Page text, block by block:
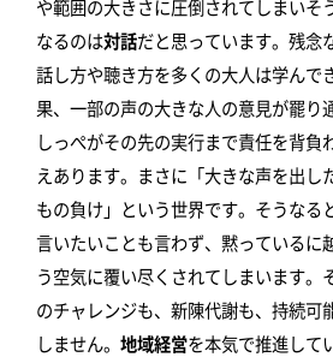
や範囲の大きさに圧倒されてしまいそ
なるのは対話だと思っています。残念
話し方や聴き方を多くの大人は学んで
果、一部の声の大きな人の意見が罷り
しっぺがその先の実行まで責任を背負
えあります。まさに「大きな声を出し
もの負け」という世界です。そうなる
言いたいことも言わず、黙っているに
う空気に覆い尽くされてしまいます。
のチャレンジも、新陳代謝も、持続可
しません。 地域経営を本気で推進して